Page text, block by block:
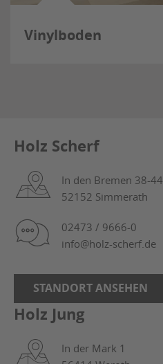
Vinylboden
Holz Scherf
In den Bremen 38-44
52152 Simmerath
02473 / 9666-0
info@holz-scherf.de
STANDORT ANSEHEN
Holz Jung
In der Mark 1